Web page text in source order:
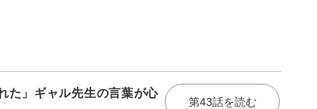
た」ギャル先生の言葉が心
第43話を読む